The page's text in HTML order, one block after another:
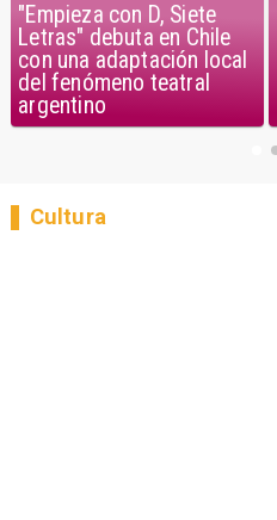
"Empieza con D, Siete
Letras" debuta en Chile
con una adaptación local
del fenómeno teatral
argentino
Cultura